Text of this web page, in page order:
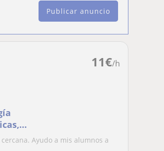
Publicar anuncio
11€/h
Ayudo a mis alumnos a